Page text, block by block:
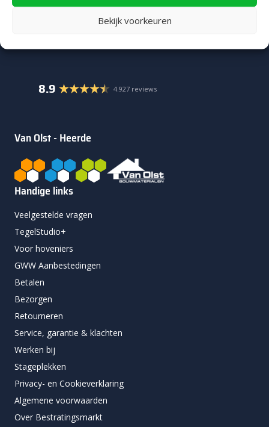
Bekijk voorkeuren
8.9 4.927 reviews
Van Olst - Heerde
Handige links
Veelgestelde vragen
TegelStudio+
Voor hoveniers
GWW Aanbestedingen
Betalen
Bezorgen
Retourneren
Service, garantie & klachten
Werken bij
Stageplekken
Privacy- en Cookieverklaring
Algemene voorwaarden
Over Bestratingsmarkt